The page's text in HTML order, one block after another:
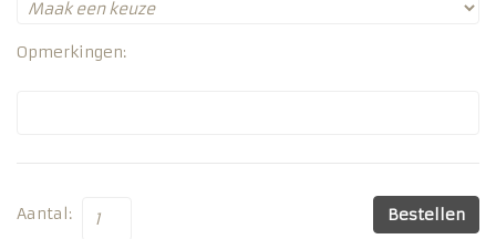
Opmerkingen:
Aantal: Bestellen